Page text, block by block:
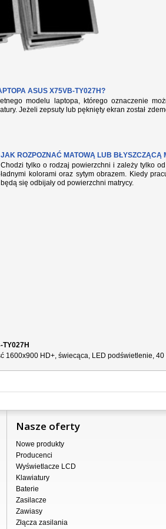
ASUS X75VB-TY027H?
modelu laptopa, którego oznaczenie
Jeżeli zepsuty lub pęknięty ekran został
JAK ROZPOZNAĆ MATOWĄ LUB BŁYSZCZĄCĄ
Chodzi tylko o rodzaj powierzchni i zależy tylko
ładnymi kolorami oraz sytym obrazem. Kiedy
będą się odbijały od powierzchni matrycy.
1600x900 HD+, świecąca, LED podświetlenie,
Nasze oferty
Nowe produkty
Producenci
Wyświetlacze LCD
Klawiatury
Baterie
Zasilacze
Zawiasy
Złącza zasilania